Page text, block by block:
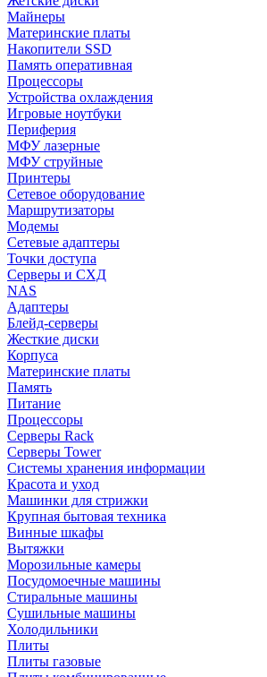
Майнеры
Материнские платы
Накопители SSD
Память оперативная
Процессоры
Устройства охлаждения
Игровые ноутбуки
Периферия
МФУ лазерные
МФУ струйные
Принтеры
Сетевое оборудование
Маршрутизаторы
Модемы
Сетевые адаптеры
Точки доступа
Серверы и СХД
NAS
Адаптеры
Блейд-серверы
Жесткие диски
Корпуса
Материнские платы
Память
Питание
Процессоры
Серверы Rack
Серверы Tower
Системы хранения информации
Красота и уход
Машинки для стрижки
Крупная бытовая техника
Винные шкафы
Вытяжки
Морозильные камеры
Посудомоечные машины
Стиральные машины
Сушильные машины
Холодильники
Плиты
Плиты газовые